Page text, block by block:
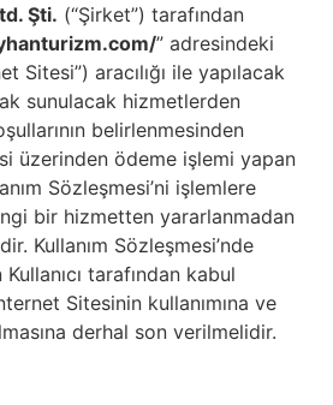
Şti. (“Şirket”) tarafından
” adresindeki
Sitesi”) aracılığı ile yapılacak
sunulacak hizmetlerden
belirlenmesinden
üzerinden ödeme işlemi yapan
Sözleşmesi’ni işlemlere
bir hizmetten yararlanmadan
Kullanım Sözleşmesi’nde
tarafından kabul
Sitesinin kullanımına ve
derhal son verilmelidir.